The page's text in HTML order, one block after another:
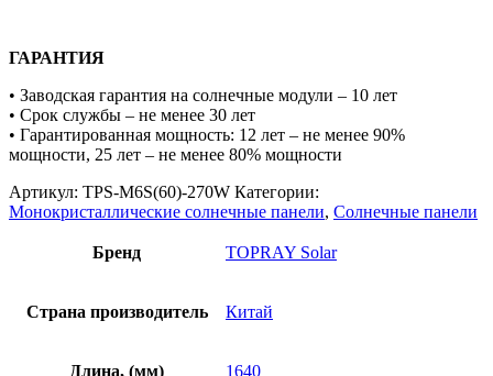
ГАРАНТИЯ
• Заводская гарантия на солнечные модули – 10 лет
• Срок службы – не менее 30 лет
• Гарантированная мощность: 12 лет – не менее 90%
мощности, 25 лет – не менее 80% мощности
Артикул: TPS-M6S(60)-270W Категории:
Монокристаллические солнечные панели, Солнечные панели
Бренд TOPRAY Solar
Страна производитель Китай
Длина, (мм) 1640